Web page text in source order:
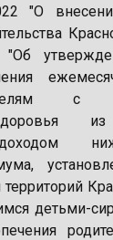
"О
с
здоровья
детьми-